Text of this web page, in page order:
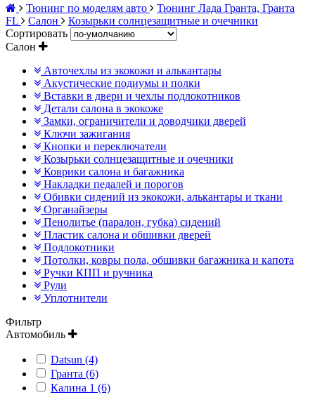
Тюнинг по моделям авто
Тюнинг Лада Гранта, Гранта
FL
Салон
Козырьки солнцезащитные и очечники
Сортировать
Салон
Авточехлы из экокожи и алькантары
Акустические подиумы и полки
Вставки в двери и чехлы подлокотников
Детали салона в экокоже
Замки, ограничители и доводчики дверей
Ключи зажигания
Кнопки и переключатели
Козырьки солнцезащитные и очечники
Коврики салона и багажника
Накладки педалей и порогов
Обивки сидений из экокожи, алькантары и ткани
Органайзеры
Пенолитье (паралон, губка) сидений
Пластик салона и обшивки дверей
Подлокотники
Потолки, ковры пола, обшивки багажника и капота
Ручки КПП и ручника
Рули
Уплотнители
Фильтр
Автомобиль
Datsun (4)
Гранта (6)
Калина 1 (6)